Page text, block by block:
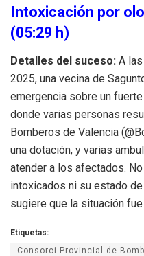
Intoxicación por
(05:29 h)
Detalles del suceso: A
2025, una vecina de
emergencia sobre un
donde varias personas
Bomberos de Valencia
una dotación, y varias
atender a los afectados.
intoxicados ni su estado
sugiere que la situación
Etiquetas:
Consorci Provincial de